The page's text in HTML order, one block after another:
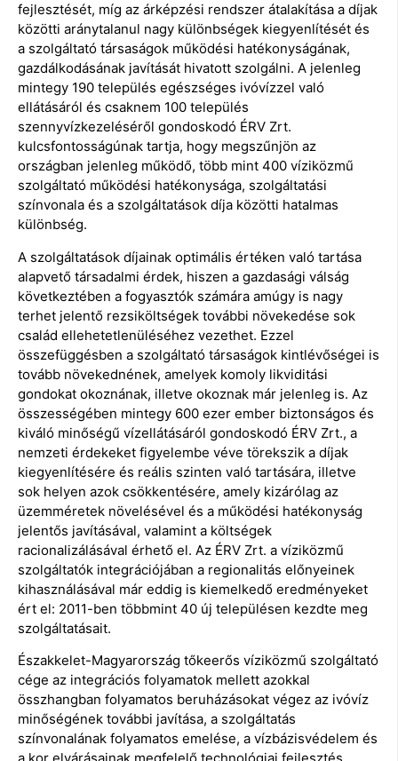
fejlesztését, míg az árképzési rendszer átalakítása a díjak
közötti aránytalanul nagy különbségek kiegyenlítését és
a szolgáltató társaságok működési hatékonyságának,
gazdálkodásának javítását hivatott szolgálni. A jelenleg
mintegy 190 település egészséges ivóvízzel való
ellátásáról és csaknem 100 település
szennyvízkezeléséről gondoskodó ÉRV Zrt.
kulcsfontosságúnak tartja, hogy megszűnjön az
országban jelenleg működő, több mint 400 víziközmű
szolgáltató működési hatékonysága, szolgáltatási
színvonala és a szolgáltatások díja közötti hatalmas
különbség.
A szolgáltatások díjainak optimális értéken való tartása
alapvető társadalmi érdek, hiszen a gazdasági válság
következtében a fogyasztók számára amúgy is nagy
terhet jelentő rezsiköltségek további növekedése sok
család ellehetetlenüléséhez vezethet. Ezzel
összefüggésben a szolgáltató társaságok kintlévőségei is
tovább növekednének, amelyek komoly likviditási
gondokat okoznának, illetve okoznak már jelenleg is. Az
összességében mintegy 600 ezer ember biztonságos és
kiváló minőségű vízellátásáról gondoskodó ÉRV Zrt., a
nemzeti érdekeket figyelembe véve törekszik a díjak
kiegyenlítésére és reális szinten való tartására, illetve
sok helyen azok csökkentésére, amely kizárólag az
üzemméretek növelésével és a működési hatékonyság
jelentős javításával, valamint a költségek
racionalizálásával érhető el. Az ÉRV Zrt. a víziközmű
szolgáltatók integrációjában a regionalitás előnyeinek
kihasználásával már eddig is kiemelkedő eredményeket
ért el: 2011-ben többmint 40 új településen kezdte meg
szolgáltatásait.
Északkelet-Magyarország tőkeerős víziközmű szolgáltató
cége az integrációs folyamatok mellett azokkal
összhangban folyamatos beruházásokat végez az ivóvíz
minőségének további javítása, a szolgáltatás
színvonalának folyamatos emelése, a vízbázisvédelem és